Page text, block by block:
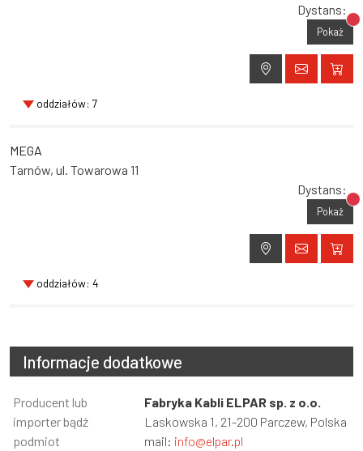
Dystans:
Pokaż
oddziałów: 7
MEGA
Tarnów, ul. Towarowa 11
Dystans:
Pokaż
oddziałów: 4
Informacje dodatkowe
Informacja
Wartość
Producent lub
importer bądź
podmiot
Fabryka Kabli ELPAR sp. z o.o.
Laskowska 1, 21-200 Parczew, Polska
mail: info@elpar.pl